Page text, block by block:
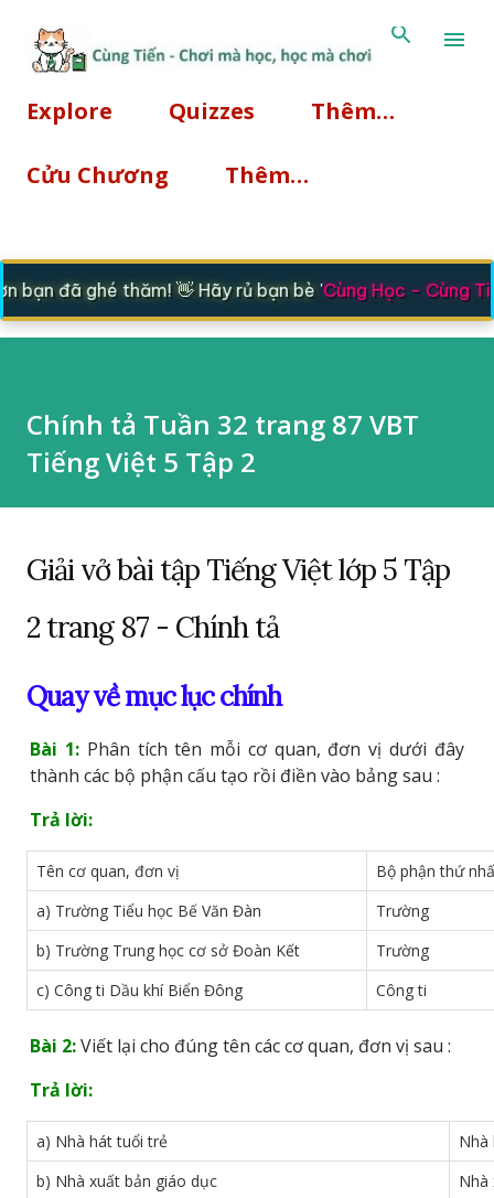
Chuyển đến nội dung
Explore Quizzes Thêm…
Cửu Chương Thêm…
bạn đã ghé thăm! 👋 Hãy rủ bạn bè 'Cùng Học - Cùng
Chính tả Tuần 32 trang 87 VBT
Tiếng Việt 5 Tập 2
Giải vở bài tập Tiếng Việt lớp 5 Tập
2 trang 87 - Chính tả
Quay về mục lục chính
Bài 1:Phân tích tên mỗi cơ quan, đơn vị dưới đây
thành các bộ phận cấu tạo rồi điền vào bảng sau :
Trả lời:
Tên cơ quan, đơn vị
Bộ phận thứ
a) Trường Tiểu học Bế Văn Đàn
Trường
b) Trường Trung học cơ sở Đoàn Kết
Trường
c) Công ti Dầu khí Biển Đông
Công ti
Bài 2:Viết lại cho đúng tên các cơ quan, đơn vị sau :
Trả lời:
a) Nhà hát tuổi trẻ
Nhà
b) Nhà xuất bản giáo dục
Nhà